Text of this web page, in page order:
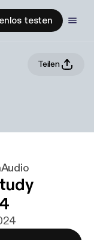
testen
Teilen